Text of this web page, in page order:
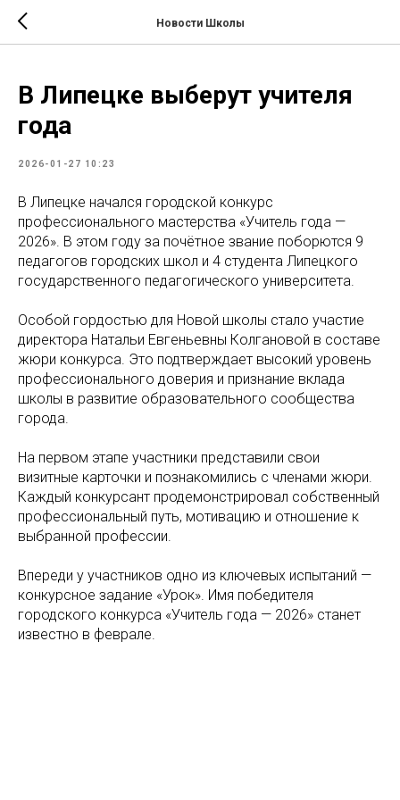
Новости Школы
В Липецке выберут учителя
года
2026-01-27 10:23
В Липецке начался городской конкурс
профессионального мастерства «Учитель года —
2026». В этом году за почётное звание поборются 9
педагогов городских школ и 4 студента Липецкого
государственного педагогического университета.
Особой гордостью для Новой школы стало участие
директора Натальи Евгеньевны Колгановой в составе
жюри конкурса. Это подтверждает высокий уровень
профессионального доверия и признание вклада
школы в развитие образовательного сообщества
города.
На первом этапе участники представили свои
визитные карточки и познакомились с членами жюри.
Каждый конкурсант продемонстрировал собственный
профессиональный путь, мотивацию и отношение к
выбранной профессии.
Впереди у участников одно из ключевых испытаний —
конкурсное задание «Урок». Имя победителя
городского конкурса «Учитель года — 2026» станет
известно в феврале.